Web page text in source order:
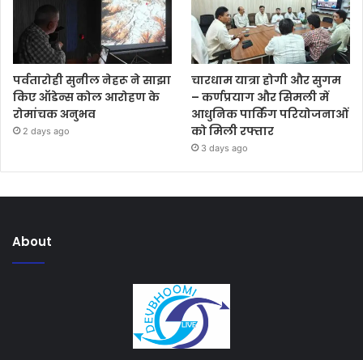
पर्वतारोही सुनील नेहरू ने साझा
किए ऑडेन्स कोल आरोहण के
रोमांचक अनुभव
2 days ago
चारधाम यात्रा होगी और सुगम
– कर्णप्रयाग और सिमली में
आधुनिक पार्किंग परियोजनाओं
को मिली रफ्तार
3 days ago
About